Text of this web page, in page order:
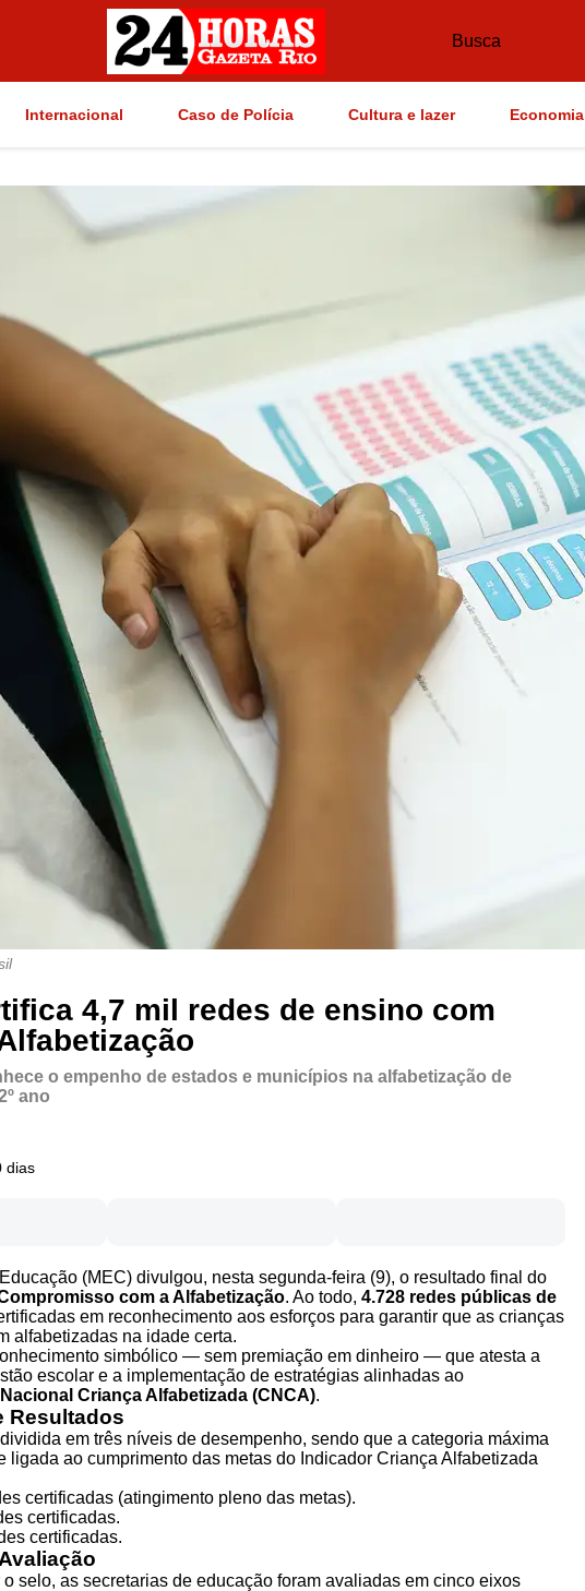
Busca
Internacional Caso de Polícia Cultura e lazer Economia
4,7 mil redes de ensino com
o empenho de estados e municípios na alfabetização de
ano
dias
(MEC) divulgou, nesta segunda-feira (9), o resultado final do
com a Alfabetização. Ao todo, 4.728 redes públicas de
em reconhecimento aos esforços para garantir que as crianças
alfabetizadas na idade certa.
simbólico — sem premiação em dinheiro — que atesta a
escolar e a implementação de estratégias alinhadas ao
Criança Alfabetizada (CNCA).
Resultados
em três níveis de desempenho, sendo que a categoria máxima
ligada ao cumprimento das metas do Indicador Criança Alfabetizada
certificadas (atingimento pleno das metas).
certificadas.
certificadas.
o selo, as secretarias de educação foram avaliadas em cinco eixos